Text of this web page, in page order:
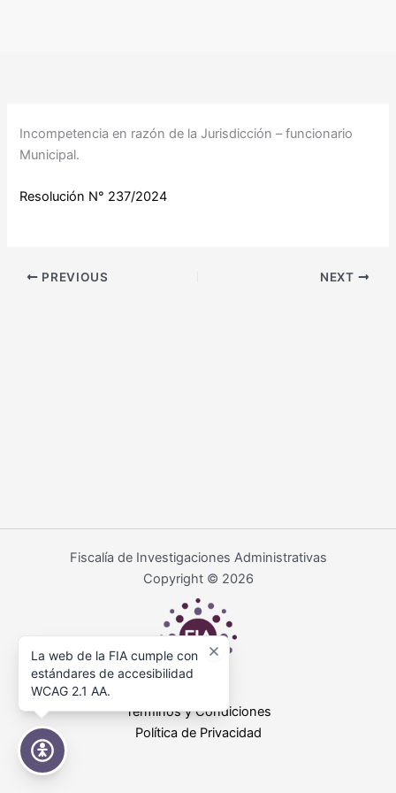
Incompetencia en razón de la Jurisdicción – funcionario
Municipal.
Resolución N° 237/2024
PREVIOUS NEXT
Fiscalía de Investigaciones Administrativas
Copyright © 2026
Términos y Condiciones
Política de Privacidad
Accesibilidad
La web de la FIA cumple con
estándares de accesibilidad
WCAG 2.1 AA.